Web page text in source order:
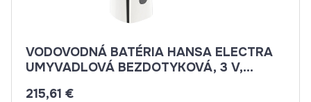
VODOVODNÁ BATÉRIA HANSA ELECTRA
UMYVADLOVÁ BEZDOTYKOVÁ, 3 V,
215,61 €